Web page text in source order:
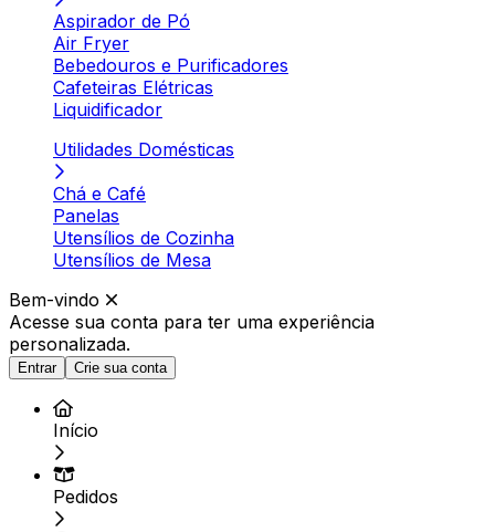
Aspirador de Pó
Air Fryer
Bebedouros e Purificadores
Cafeteiras Elétricas
Liquidificador
Utilidades Domésticas
Chá e Café
Panelas
Utensílios de Cozinha
Utensílios de Mesa
Bem-vindo
Acesse sua conta para ter uma experiência
personalizada.
Entrar Crie sua conta
Início
Pedidos